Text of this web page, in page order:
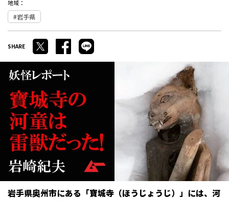
地域：
岩手県
岩手県奥州市にある「寶城寺（ほうじょうじ）」には、河